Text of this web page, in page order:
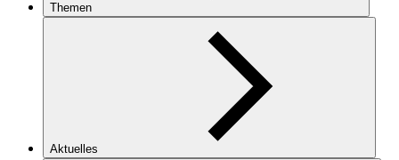
Themen
Aktuelles